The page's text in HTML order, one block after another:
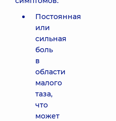
Постоянная
или
сильная
боль
в
области
малого
таза,
что
может